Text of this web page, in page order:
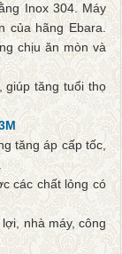
Inox 304. Máy
của hãng Ebara.
chịu ăn mòn và
giúp tăng tuổi thọ
tăng áp cấp tốc,
các chất lỏng có
nhà máy, công